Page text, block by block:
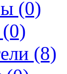
(0)
(8)